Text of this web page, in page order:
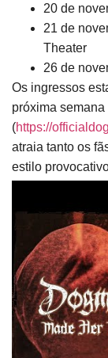
20 de
21 de
Theater
26 de
Os ingressos
próxima
(https://
atraia tanto os
estilo
de
DOGMA,
Rusalka
conquistado um
mistura
exploram temas